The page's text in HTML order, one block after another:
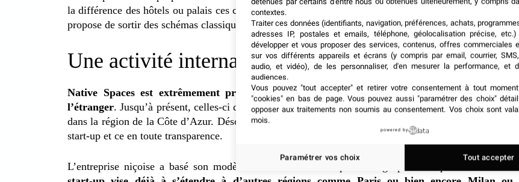
la différence des hôtels ou palais ces congrès l’offre de Native Spaces est bien plus étoffée et surtout
propose de sortir des schémas classiques de l’évènementiel avec des lieux authentiques et originaux.
Une activité internationale facilitée
Native Spaces est extrêmement pratique aussi pour les personnes ou entreprises situées à
l’étranger. Jusqu’à présent, celles-ci devaient passer par une agence locale qui contactait une agence
dans la région de la Côte d’Azur. Désormais tout peut se faire directement depuis la plateforme de la
start-up et ce en toute transparence.
L’entreprise niçoise a basé son modèle commercial sur un pourcentage pour chaque location. La
contextes.
Traiter ces données (identifiants, navigation, préférences, achats,
adresses IP, postales et emails, téléphone, géolocalisation précise,
développer et vous proposer des services, contenus, offres commerciales
sur vos différents appareils et écrans (y compris par email, courrier,
audio, et vidéo), de les personnaliser, d'en mesurer la performance, et
audiences.
Vous pouvez "tout accepter" et retirer votre consentement à tout
"cookies" en bas de page. Vous pouvez aussi "paramétrer des choix"
opposer aux traitements non soumis au consentement. Vos choix sont
mois.
powered by
Paramétrer vos choix Tout accepter